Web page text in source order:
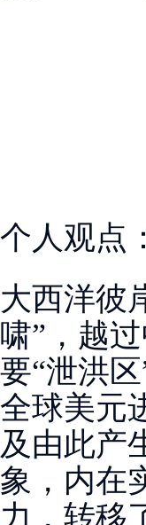
个人观点：
大西洋彼
啸”，越
要“泄洪区
全球美元
及由此产
象，内在
力，转移